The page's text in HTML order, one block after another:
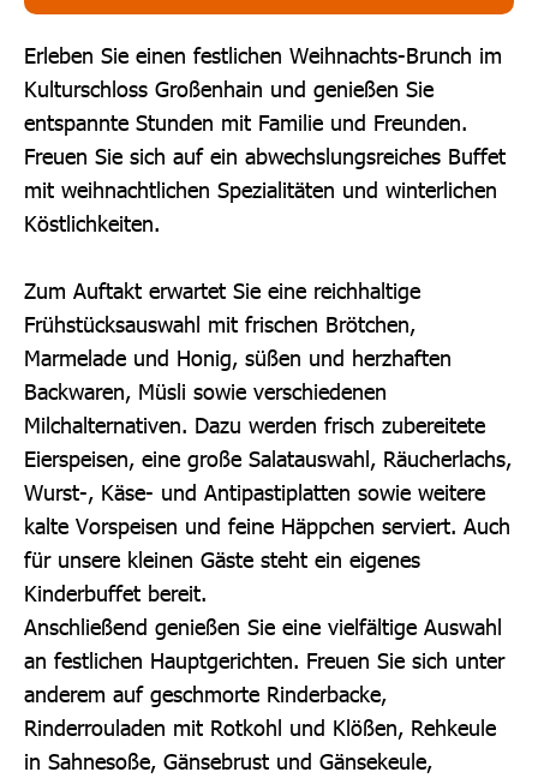
Erleben Sie einen festlichen Weihnachts-Brunch im
Kulturschloss Großenhain und genießen Sie
entspannte Stunden mit Familie und Freunden.
Freuen Sie sich auf ein abwechslungsreiches Buffet
mit weihnachtlichen Spezialitäten und winterlichen
Köstlichkeiten.
Zum Auftakt erwartet Sie eine reichhaltige
Frühstücksauswahl mit frischen Brötchen,
Marmelade und Honig, süßen und herzhaften
Backwaren, Müsli sowie verschiedenen
Milchalternativen. Dazu werden frisch zubereitete
Eierspeisen, eine große Salatauswahl, Räucherlachs,
Wurst-, Käse- und Antipastiplatten sowie weitere
kalte Vorspeisen und feine Häppchen serviert. Auch
für unsere kleinen Gäste steht ein eigenes
Kinderbuffet bereit.
Anschließend genießen Sie eine vielfältige Auswahl
an festlichen Hauptgerichten. Freuen Sie sich unter
anderem auf geschmorte Rinderbacke,
Rinderrouladen mit Rotkohl und Klößen, Rehkeule
in Sahnesoße, Gänsebrust und Gänsekeule,